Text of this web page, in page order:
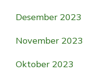
Desember 2023
November 2023
Oktober 2023